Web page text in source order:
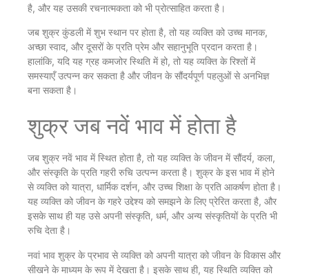
है, और यह उसकी रचनात्मकता को भी प्रोत्साहित करता है।
जब शुक्र कुंडली में शुभ स्थान पर होता है, तो यह व्यक्ति को उच्च मानक,
अच्छा स्वाद, और दूसरों के प्रति प्रेम और सहानुभूति प्रदान करता है।
हालांकि, यदि यह ग्रह कमजोर स्थिति में हो, तो यह व्यक्ति के रिश्तों में
समस्याएँ उत्पन्न कर सकता है और जीवन के सौंदर्यपूर्ण पहलुओं से अनभिज्ञ
बना सकता है।
शुक्र जब नवें भाव में होता है
जब शुक्र नवें भाव में स्थित होता है, तो यह व्यक्ति के जीवन में सौंदर्य, कला,
और संस्कृति के प्रति गहरी रुचि उत्पन्न करता है। शुक्र के इस भाव में होने
से व्यक्ति को यात्रा, धार्मिक दर्शन, और उच्च शिक्षा के प्रति आकर्षण होता है।
यह व्यक्ति को जीवन के गहरे उद्देश्य को समझने के लिए प्रेरित करता है, और
इसके साथ ही यह उसे अपनी संस्कृति, धर्म, और अन्य संस्कृतियों के प्रति भी
रुचि देता है।
नवां भाव शुक्र के प्रभाव से व्यक्ति को अपनी यात्रा को जीवन के विकास और
सीखने के माध्यम के रूप में देखता है। इसके साथ ही, यह स्थिति व्यक्ति को